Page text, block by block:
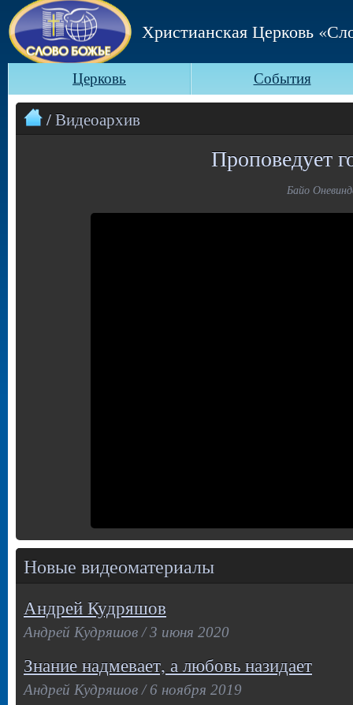
Христианская Церковь
Церковь События
/ Видеоархив
Проповедует
Байо
Новые видеоматериалы
Андрей Кудряшов
Андрей Кудряшов / 3 июня 2020
Знание надмевает, а любовь назидает
Андрей Кудряшов / 6 ноября 2019